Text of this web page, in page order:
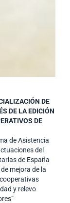
DE
DE LA EDICIÓN
DE
de Asistencia
del
de España
mejora de la
y relevo